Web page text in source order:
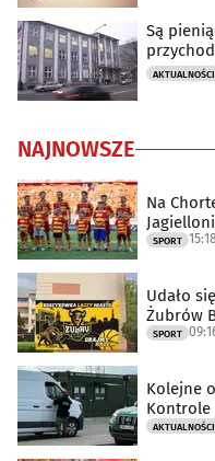
Są
AKTUALNOŚCI
NAJNOWSZE
Na
SPORT 15:18
Udało
Żubrów
SPORT
Kolejne
Kontrole
AKTUALNOŚCI